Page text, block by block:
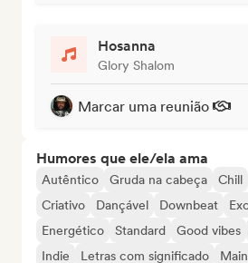
Hosanna
Glory Shalom
Marcar uma reunião
Humores que ele/ela ama
Autêntico Gruda na cabeça Chill
Criativo
Dançável Downbeat
Energético
Standard Good vibes
Indie
Letras com significado